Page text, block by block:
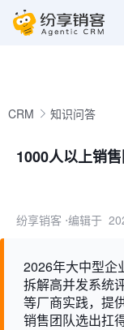
CRM 知识问答
1000人以上销
纷享销客 ⋅编辑于
2026年大中型企
拆解高并发系统
等厂商实践，提
销售团队选出扛